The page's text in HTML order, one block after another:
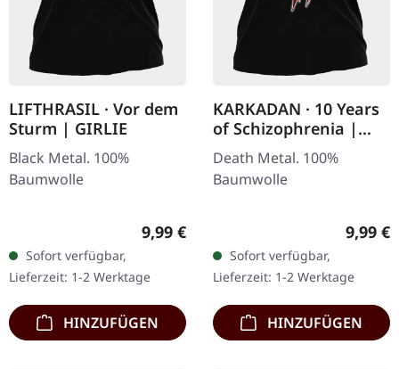
LIFTHRASIL · Vor dem
Sturm | GIRLIE
Black Metal. 100%
Baumwolle
Regulärer Preis:
9,99 €
Sofort verfügbar,
Lieferzeit: 1-2 Werktage
HINZUFÜGEN
KARKADAN · 10 Years
of Schizophrenia |
GIRLIE
Death Metal. 100%
Baumwolle
9,99 €
Sofort verfügbar,
Lieferzeit: 1-2 Werktage
HINZUFÜGEN